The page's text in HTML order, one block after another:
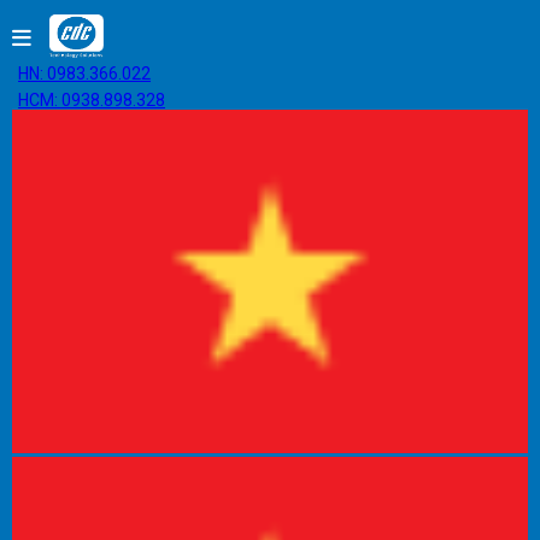
HN: 0983.366.022
HCM: 0938.898.328